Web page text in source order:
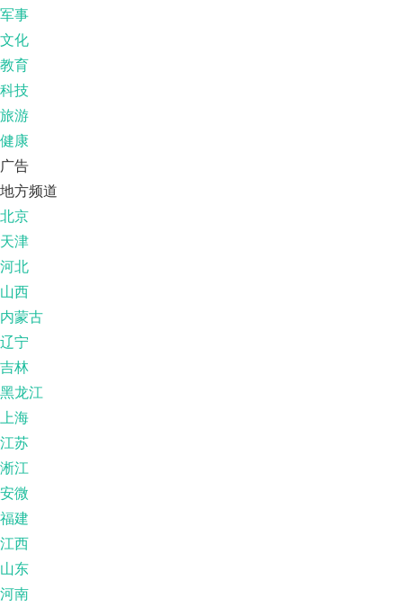
军事
文化
教育
科技
旅游
健康
广告
地方频道
北京
天津
河北
山西
内蒙古
辽宁
吉林
黑龙江
上海
江苏
淅江
安微
福建
江西
山东
河南